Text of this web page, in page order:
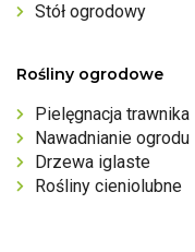
Stół ogrodowy
Rośliny ogrodowe
Pielęgnacja trawnika
Nawadnianie ogrodu
Drzewa iglaste
Rośliny cieniolubne